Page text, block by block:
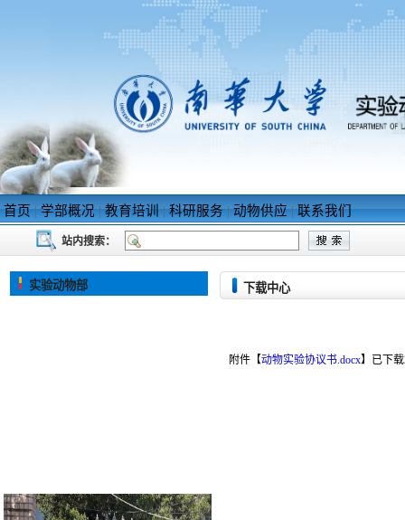
首页|学部概况|教育培训|科研服务|动物供应|联系我们
站内搜索：
实验动物部 下载中心
附件【动物实验协议书.docx】 已下载